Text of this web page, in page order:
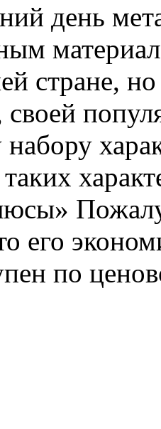
день
стране,
своей
его
по